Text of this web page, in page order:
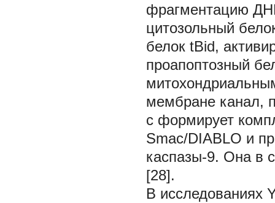
фрагментацию
цитозольный
белок tBid,
проапоптозный
мембране канал,
с формирует
Smac/DIABLO и
каспазы-9. Она в
[28].
В исследованиях